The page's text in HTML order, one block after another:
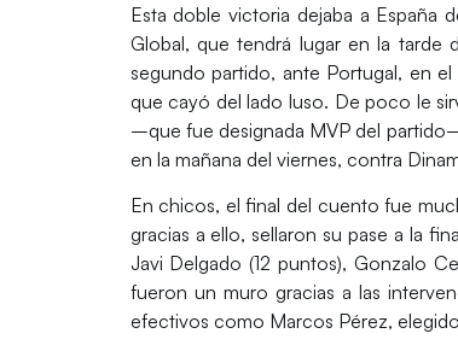
Esta doble victoria dejaba a España
Global, que tendrá lugar en la tarde
segundo partido, ante Portugal, en el
que cayó del lado luso. De poco le
–que fue designada MVPdel
en la mañana del viernes, contra
En chicos, el final del cuento fue
gracias a ello, sellaron su pase a la
Javi Delgado (12 puntos), Gonzalo
fueron un muro gracias a las
efectivos como Marcos Pérez, elegido